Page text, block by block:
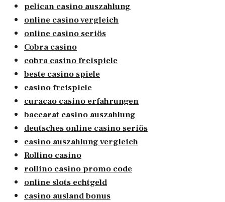
pelican casino auszahlung
online casino vergleich
online casino seriös
Cobra casino
cobra casino freispiele
beste casino spiele
casino freispiele
curacao casino erfahrungen
baccarat casino auszahlung
deutsches online casino seriös
casino auszahlung vergleich
Rollino casino
rollino casino promo code
online slots echtgeld
casino ausland bonus